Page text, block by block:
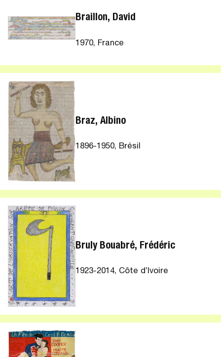
Braillon, David
1970, France
Braz, Albino
1896-1950, Brésil
Bruly Bouabré, Frédéric
1923-2014, Côte d’Ivoire